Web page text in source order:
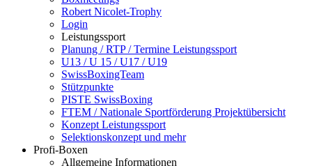
Robert Nicolet-Trophy
Login
Leistungssport
Planung / RTP / Termine Leistungssport
U13 / U 15 / U17 / U19
SwissBoxingTeam
Stützpunkte
PISTE SwissBoxing
FTEM / Nationale Sportförderung Projektübersicht
Konzept Leistungssport
Selektionskonzept und mehr
Profi-Boxen
Allgemeine Informationen